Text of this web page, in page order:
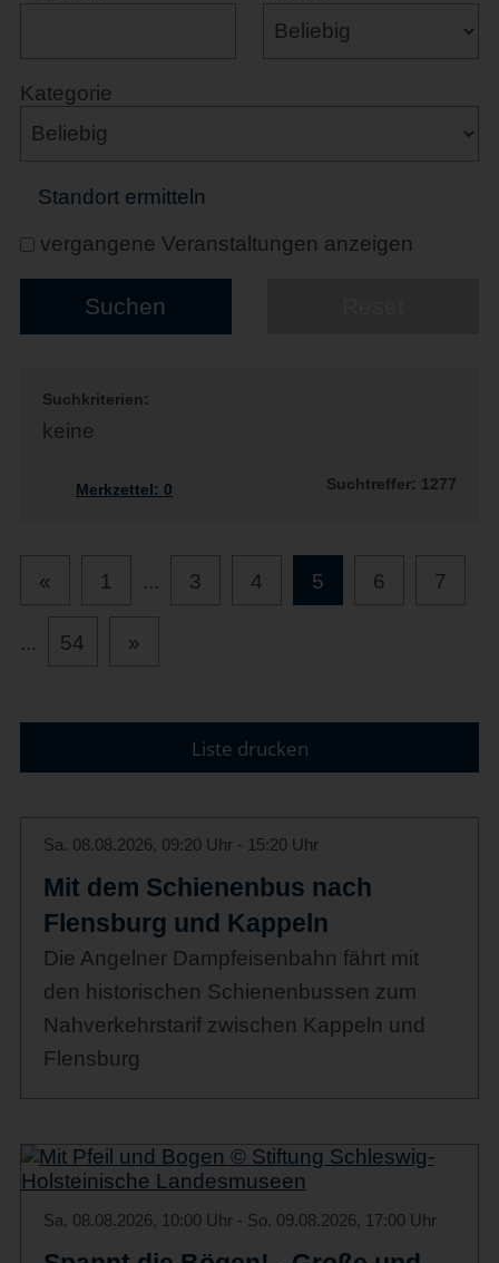
Kategorie
Standort ermitteln
vergangene Veranstaltungen anzeigen
Suchkriterien:
keine
Merkzettel: 0 Suchtreffer: 1277
« 1 ... 3 4 5 6 7
... 54 »
Liste drucken
Sa. 08.08.2026, 09:20 Uhr - 15:20 Uhr
Mit dem Schienenbus nach
Flensburg und Kappeln
Die Angelner Dampfeisenbahn fährt mit
den historischen Schienenbussen zum
Nahverkehrstarif zwischen Kappeln und
Flensburg
Sa. 08.08.2026, 10:00 Uhr - So. 09.08.2026, 17:00 Uhr